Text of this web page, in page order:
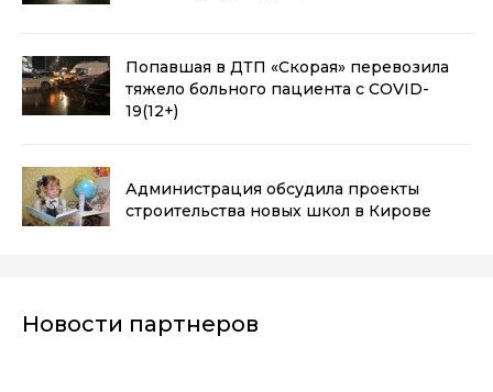
Попавшая в ДТП «Скорая» перевозила
тяжело больного пациента с COVID-
19(12+)
Администрация обсудила проекты
строительства новых школ в Кирове
Новости партнеров